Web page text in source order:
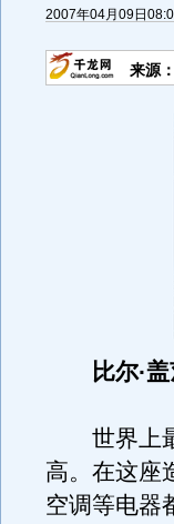
2007年04月09日
来源
比尔·
世界上最
高。在这座
空调等电器